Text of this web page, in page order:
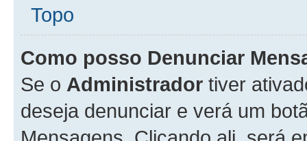
Topo
Como posso Denunciar
Se o Administrador tiver
deseja denunciar e verá um